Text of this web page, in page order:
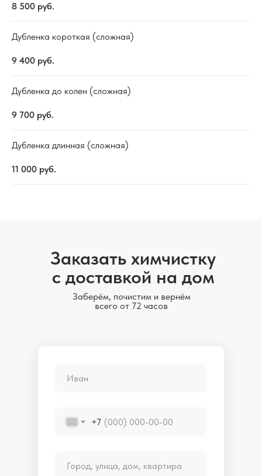
8 500 руб.
Дубленка короткая (сложная)
9 400 руб.
Дубленка до колен (сложная)
9 700 руб.
Дубленка длинная (сложная)
11 000 руб.
Заказать химчистку
с доставкой на дом
Заберём, почистим и вернём
всего от 72 часов
+7